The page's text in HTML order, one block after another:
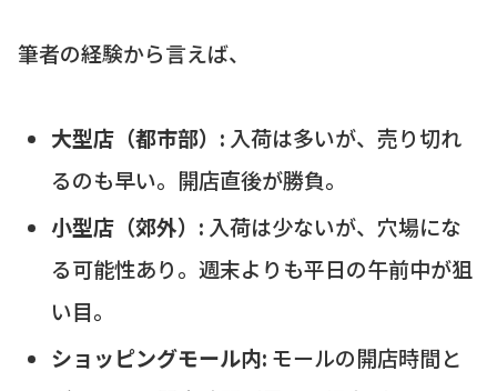
筆者の経験から言えば、
大型店（都市部）: 入荷は多いが、売り切れ
るのも早い。開店直後が勝負。
小型店（郊外）: 入荷は少ないが、穴場にな
る可能性あり。週末よりも平日の午前中が狙
い目。
ショッピングモール内: モールの開店時間と